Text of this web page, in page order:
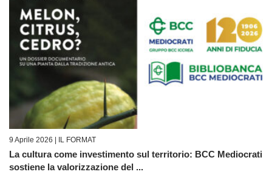
9 Aprile 2026 | IL FORMAT
La cultura come investimento sul territorio: BCC Mediocrati
sostiene la valorizzazione del ...